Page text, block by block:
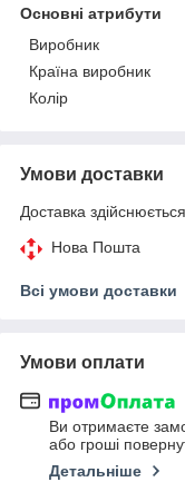
Основні атрибути
Виробник
Країна виробник
Колір
Умови доставки
Доставка
Нова Пошта
Всі умови доставки
Умови оплати
Ви отримаєте
або гроші
Детальніше